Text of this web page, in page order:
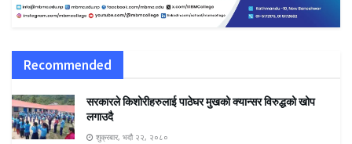
Recommended
सरकारले किशोरीहरुलाई पाठेघर मुखको क्यान्सर विरुद्धको खोप
लगाउदै
शुक्रबार, भदौ २२, २०८०